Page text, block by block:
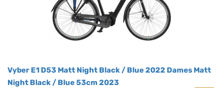
Vyber E1 D53 Matt Night Black / Blue 2022 Dames Matt
Night Black / Blue 53cm 2023